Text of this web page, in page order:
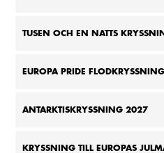
TUSEN OCH EN NATTS
EUROPA PRIDE
ANTARKTISKRYSSNING 2027
KRYSSNING TILL EUROPAS